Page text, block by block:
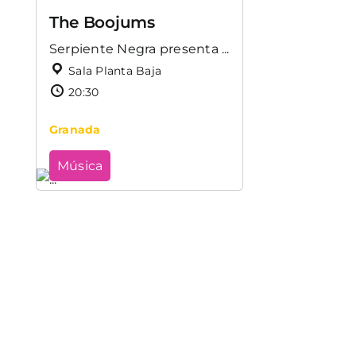
The Boojums
Serpiente Negra presenta ...
Sala Planta Baja
20:30
Granada
Música